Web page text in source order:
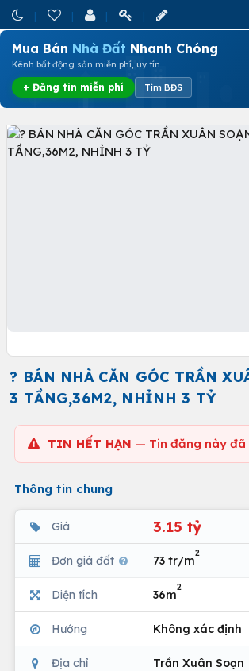
Mua Bán Nhà Đất Nhanh Chóng
Kênh bất động sản miễn phí, uy tín
+ Đăng tin miễn phí Tìm BĐS
? BÁN NHÀ CĂN GÓC TRẦN
3 TẦNG,36M2, NHỈNH 3 TỶ
TIN HẾT HẠN — Tin đăng này đã
Thông tin chung
Giá 3.15 tỷ
Đơn giá đất 73 tr/m
2
Diện tích 36m
2
Hướng Không xác định
Địa chỉ Trần Xuân Soạn